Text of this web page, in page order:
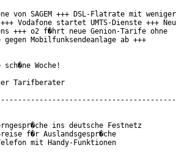
von SAGEM +++ DSL-Flatrate mit weniger
Vodafone startet UMTS-Dienste +++
+++ o2 f�hrt neue Genion-Tarife ohne
Mobilfunksendeanlage ab +++
Woche!
Tarifberater
ins deutsche Festnetz
f�r Auslandsgespr�che
mit Handy-Funktionen